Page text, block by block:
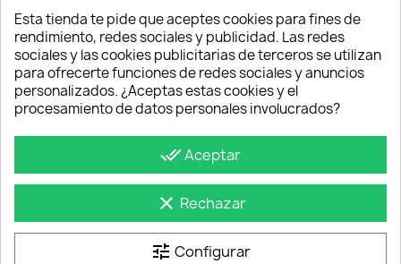
7:00-13:00 y de 14:00-16h15
VIERNES de 7:00 a 13h30
central@procarsl.com
Politica de privacidad
Política de cookies
Condiciones de compra
Esta tienda te pide que aceptes cookies para fines de
rendimiento, redes sociales y publicidad. Las redes
sociales y las cookies publicitarias de terceros se utilizan
para ofrecerte funciones de redes sociales y anuncios
personalizados. ¿Aceptas estas cookies y el
procesamiento de datos personales involucrados?
done_allAceptar
clear Rechazar
tune Configurar